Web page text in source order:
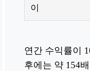
이
연간 수익률이
후에는 약 154